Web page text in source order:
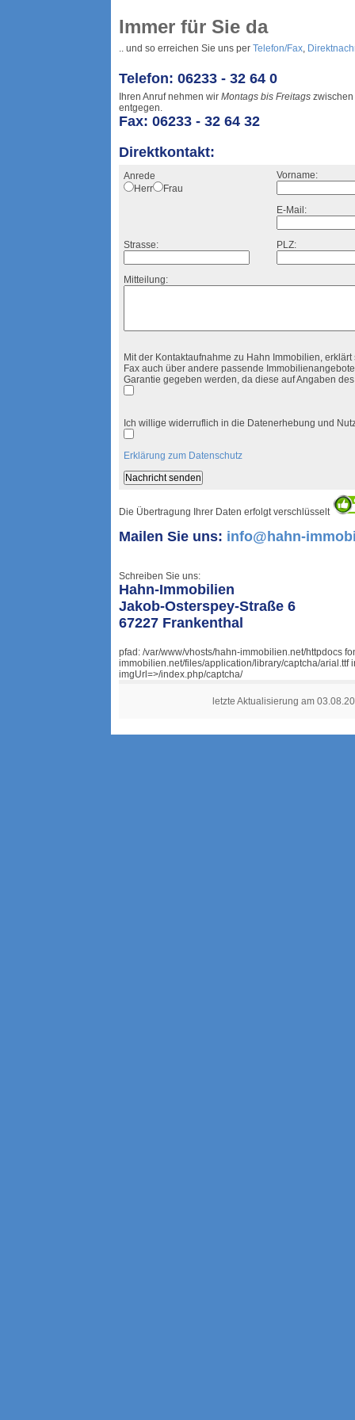
Immer für Sie da
.. und so erreichen Sie uns per Telefon/Fax,
Telefon: 06233 - 32 64 0
Ihren Anruf nehmen wir Montags bis Freitags zwischen
entgegen.
Fax: 06233 - 32 64 32
Direktkontakt:
Anrede
Herr
Frau
Vorname:
E-Mail:
Strasse: PLZ:
Mitteilung:
Mit der Kontaktaufnahme zu Hahn Immobilien,
Fax auch über andere passende
Garantie gegeben werden, da diese auf Angaben
Ich willige widerruflich in die Datenerhebung und
Erklärung zum Datenschutz
Die Übertragung Ihrer Daten erfolgt verschlüsselt
Mailen Sie uns: info@hahn-
Schreiben Sie uns:
Hahn-Immobilien
Jakob-Osterspey-Straße 6
67227 Frankenthal
pfad: /var/www/vhosts/hahn-immobilien.net/httpdocs
immobilien.net/files/application/library/captcha/
imgUrl=>/index.php/captcha/
letzte Aktualisierung am